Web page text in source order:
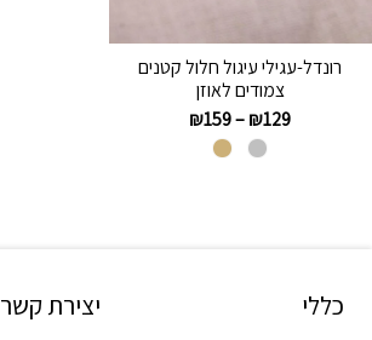
רונדל-עגילי עיגול חלול קטנים
צמודים לאוזן
₪129
–
₪159
כללי יצירת קשר